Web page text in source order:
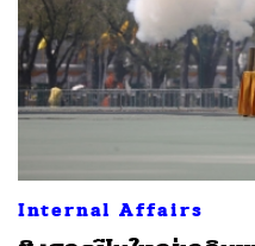
Internal Affairs